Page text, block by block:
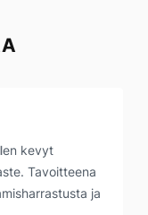
kevyt
Tavoitteena
ja